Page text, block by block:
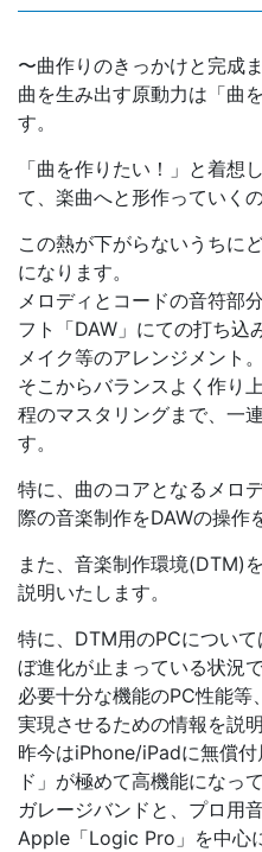
〜曲作りのきっかけと完成
曲を生み出す原動力は「曲
す。
「曲を作りたい！」と着想
て、楽曲へと形作っていくの
この熱が下がらないうちに
になります。
メロディとコードの音符部
フト「DAW」にての打ち込
メイク等のアレンジメント。
そこからバランスよく作り
程のマスタリングまで、一
す。
特に、曲のコアとなるメロ
際の音楽制作をDAWの操作
また、音楽制作環境(DTM)
説明いたします。
特に、DTM用のPCについ
ぼ進化が止まっている状況で
必要十分な機能のPC性能
実現させるための情報を説明
昨今はiPhone/iPadに無償
ド」が極めて高機能になっ
ガレージバンドと、プロ用
Apple「Logic Pro」を中心